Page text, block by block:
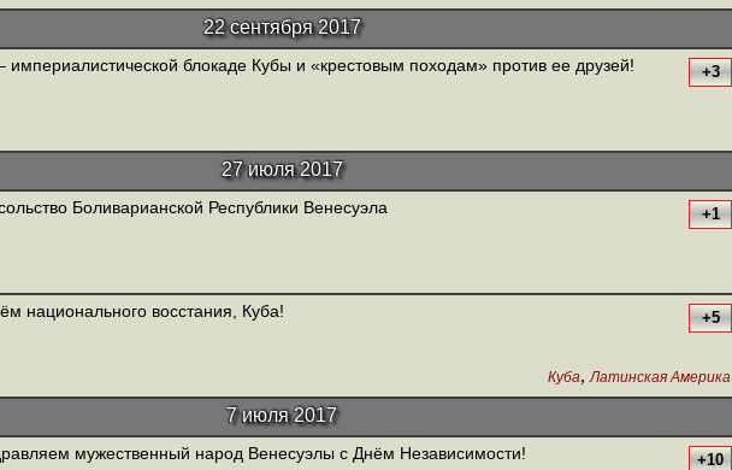
22 сентября 2017
империалистической блокаде Кубы и «крестовым походам» против ее друзей! +3
27 июля 2017
Боливарианской Республики Венесуэла +1
национального восстания, Куба! +5
Куба, Латинская Америка
7 июля 2017
мужественный народ Венесуэлы с Днём Независимости! +10